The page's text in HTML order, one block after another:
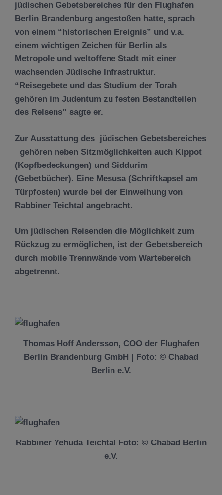
jüdischen Gebetsbereiches für den Flughafen
Berlin Brandenburg angestoßen hatte, sprach
von einem “historischen Ereignis” und v.a.
einem wichtigen Zeichen für Berlin als
Metropole und weltoffene Stadt mit einer
wachsenden Jüdische Infrastruktur.
“Reisegebete und das Studium der Torah
gehören im Judentum zu festen Bestandteilen
des Reisens” sagte er.
Zur Ausstattung des jüdischen Gebetsbereiches
gehören neben Sitzmöglichkeiten auch Kippot
(Kopfbedeckungen) und Siddurim
(Gebetbücher). Eine Mesusa (Schriftkapsel am
Türpfosten) wurde bei der Einweihung von
Rabbiner Teichtal angebracht.
Um jüdischen Reisenden die Möglichkeit zum
Rückzug zu ermöglichen, ist der Gebetsbereich
durch mobile Trennwände vom Wartebereich
abgetrennt.
Thomas Hoff Andersson, COO der Flughafen
Berlin Brandenburg GmbH | Foto: © Chabad
Berlin e.V.
Rabbiner Yehuda Teichtal Foto: © Chabad Berlin
e.V.